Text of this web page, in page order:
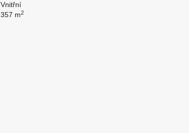
Vnitřní
357 m2